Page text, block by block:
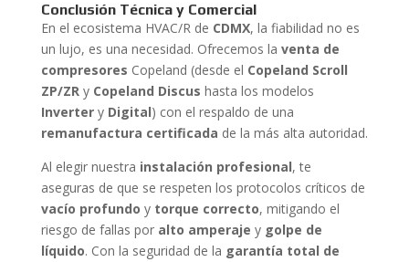
Conclusión Técnica y Comercial
En el ecosistema HVAC/R de CDMX, la fiabilidad no es
un lujo, es una necesidad. Ofrecemos la venta de
compresores Copeland (desde el Copeland Scroll
ZP/ZRy Copeland Discus hasta los modelos
Invertery Digital) con el respaldo de una
remanufactura certificada de la más alta autoridad.
Al elegir nuestra instalación profesional, te
aseguras de que se respeten los protocolos críticos de
vacío profundo y torque correcto, mitigando el
riesgo de fallas por alto amperaje y golpe de
líquido. Con la seguridad de la garantía total de